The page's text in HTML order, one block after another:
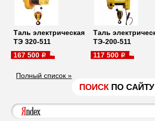
Таль электрическая
ТЭ 320-511
167 500 a
Таль
ТЭ-200-511
117 500 a
Полный список »
ПОИСКПО САЙТУ